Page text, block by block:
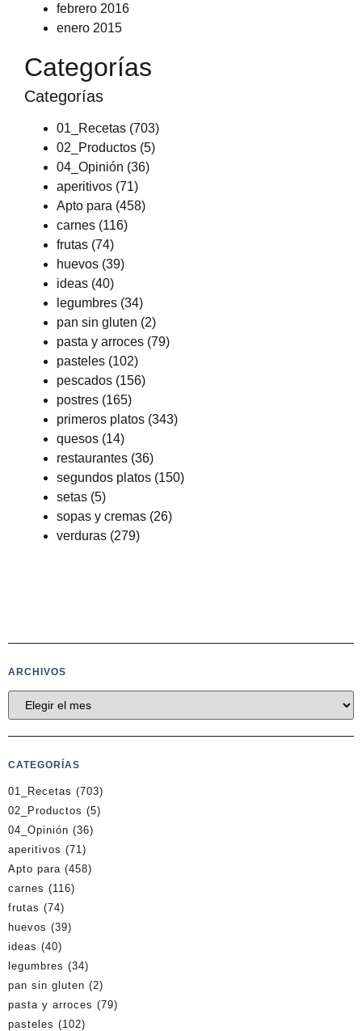
febrero 2016
enero 2015
Categorías
Categorías
01_Recetas (703)
02_Productos (5)
04_Opinión (36)
aperitivos (71)
Apto para (458)
carnes (116)
frutas (74)
huevos (39)
ideas (40)
legumbres (34)
pan sin gluten (2)
pasta y arroces (79)
pasteles (102)
pescados (156)
postres (165)
primeros platos (343)
quesos (14)
restaurantes (36)
segundos platos (150)
setas (5)
sopas y cremas (26)
verduras (279)
ARCHIVOS
CATEGORÍAS
01_Recetas (703)
02_Productos (5)
04_Opinión (36)
aperitivos (71)
Apto para (458)
carnes (116)
frutas (74)
huevos (39)
ideas (40)
legumbres (34)
pan sin gluten (2)
pasta y arroces (79)
pasteles (102)